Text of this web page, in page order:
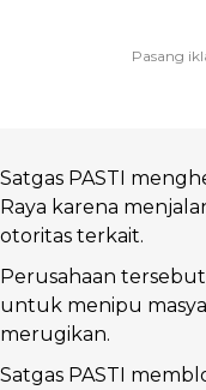
Satgas PASTI
Raya karena
otoritas terkait.
Perusahaan
untuk menipu
merugikan.
Satgas PASTI